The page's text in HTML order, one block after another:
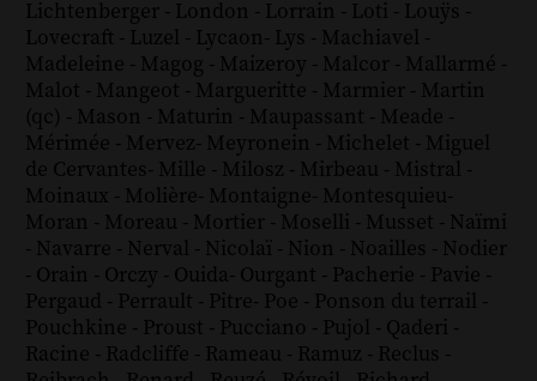
Lichtenberger - London - Lorrain - Loti - Louÿs -
Lovecraft - Luzel - Lycaon- Lys - Machiavel -
Madeleine - Magog - Maizeroy - Malcor - Mallarmé -
Malot - Mangeot - Margueritte - Marmier - Martin
(qc) - Mason - Maturin - Maupassant - Meade -
Mérimée - Mervez- Meyronein - Michelet - Miguel
de Cervantes- Mille - Milosz - Mirbeau - Mistral -
Moinaux - Molière- Montaigne- Montesquieu-
Moran - Moreau - Mortier - Moselli - Musset - Naïmi
- Navarre - Nerval - Nicolaï - Nion - Noailles - Nodier
- Orain - Orczy - Ouida- Ourgant - Pacherie - Pavie -
Pergaud - Perrault - Pitre- Poe - Ponson du terrail -
Pouchkine - Proust - Pucciano - Pujol - Qaderi -
Racine - Radcliffe - Rameau - Ramuz - Reclus -